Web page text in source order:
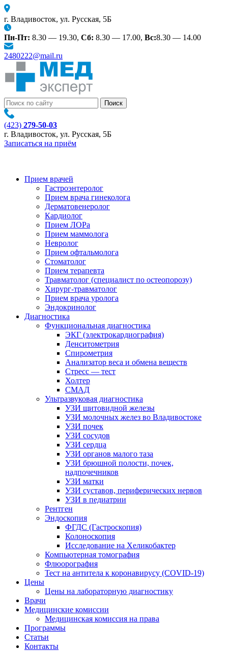
г. Владивосток, ул. Русская, 5Б
Пн-Пт: 8.30 — 19.30, Сб: 8.30 — 17.00, Вс:8.30 — 14.00
2480222@mail.ru
(423) 279-50-03
г. Владивосток, ул. Русская, 5Б
Записаться на приём
Прием врачей
Гастроэнтеролог
Прием врача гинеколога
Дерматовенеролог
Кардиолог
Прием ЛОРа
Прием маммолога
Невролог
Прием офтальмолога
Стоматолог
Прием терапевта
Травматолог (специалист по остеопорозу)
Хирург-травматолог
Прием врача уролога
Эндокринолог
Диагностика
Функциональная диагностика
ЭКГ (электрокардиография)
Денситометрия
Спирометрия
Анализатор веса и обмена веществ
Стресс — тест
Холтер
СМАД
Ультразвуковая диагностика
УЗИ щитовидной железы
УЗИ молочных желез во Владивостоке
УЗИ почек
УЗИ сосудов
УЗИ сердца
УЗИ органов малого таза
УЗИ брюшной полости, почек,
надпочечников
УЗИ матки
УЗИ суставов, периферических нервов
УЗИ в педиатрии
Рентген
Эндоскопия
ФГДС (Гастроскопия)
Колоноскопия
Исследование на Хеликобактер
Компьютерная томография
Флюорография
Тест на антитела к коронавирусу (COVID-19)
Цены
Цены на лабораторную диагностику
Врачи
Медицинские комиссии
Медицинская комиссия на права
Программы
Статьи
Контакты